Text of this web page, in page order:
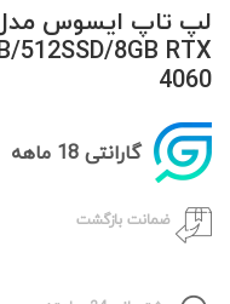
512SSD/8GB RTX
4060
گارانتی 18 ماهه
ضمانت بازگشت